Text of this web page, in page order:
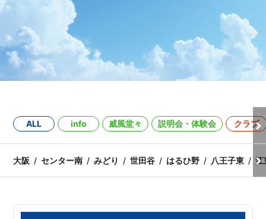
ALL info 威風堂々 説明会・体験会 クラブ
大阪 センター南 みどり 世田谷 はるひ野 八王子東 江